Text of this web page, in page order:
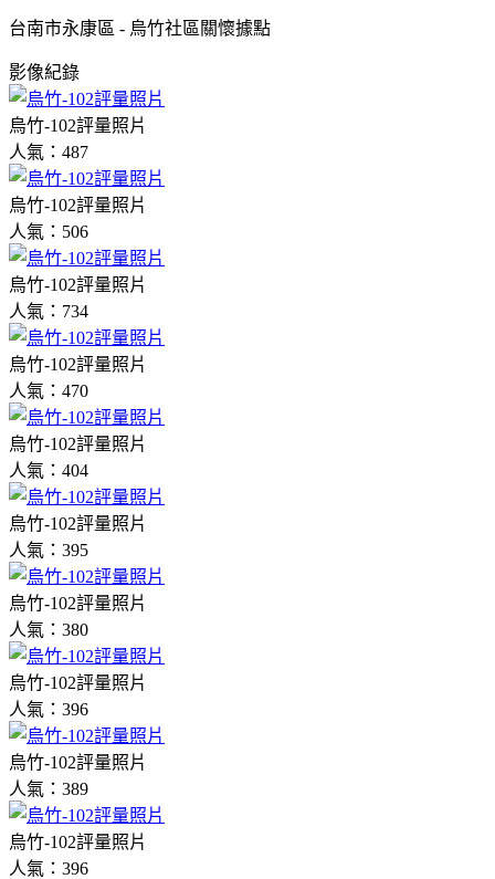
台南市永康區 - 烏竹社區關懷據點
影像紀錄
烏竹-102評量照片
人氣：487
烏竹-102評量照片
人氣：506
烏竹-102評量照片
人氣：734
烏竹-102評量照片
人氣：470
烏竹-102評量照片
人氣：404
烏竹-102評量照片
人氣：395
烏竹-102評量照片
人氣：380
烏竹-102評量照片
人氣：396
烏竹-102評量照片
人氣：389
烏竹-102評量照片
人氣：396